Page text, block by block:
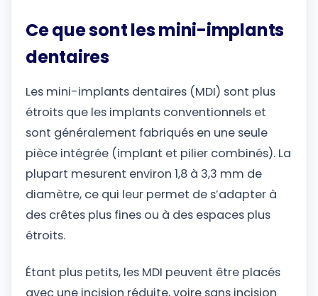
Ce que sont les mini-implants
dentaires
Les mini-implants dentaires (MDI) sont plus
étroits que les implants conventionnels et
sont généralement fabriqués en une seule
pièce intégrée (implant et pilier combinés). La
plupart mesurent environ 1,8 à 3,3 mm de
diamètre, ce qui leur permet de s’adapter à
des crêtes plus fines ou à des espaces plus
étroits.
Étant plus petits, les MDI peuvent être placés
avec une incision réduite, voire sans incision